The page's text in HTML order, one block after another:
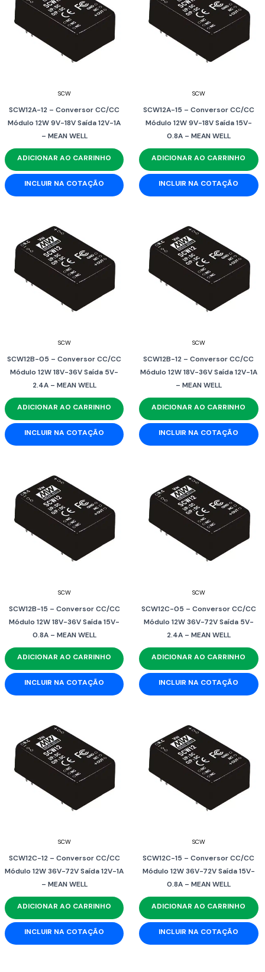
SCW
SCW12A-12 – Conversor CC/CC
Módulo 12W 9V-18V Saída 12V-1A
– MEAN WELL
ADICIONAR AO CARRINHO
INCLUIR NA COTAÇÃO
SCW
SCW12A-15 – Conversor CC/CC
Módulo 12W 9V-18V Saída 15V-
0.8A – MEAN WELL
ADICIONAR AO CARRINHO
INCLUIR NA COTAÇÃO
SCW
SCW12B-05 – Conversor CC/CC
Módulo 12W 18V-36V Saída 5V-
2.4A – MEAN WELL
ADICIONAR AO CARRINHO
INCLUIR NA COTAÇÃO
SCW
SCW12B-12 – Conversor CC/CC
Módulo 12W 18V-36V Saída 12V-1A
– MEAN WELL
ADICIONAR AO CARRINHO
INCLUIR NA COTAÇÃO
SCW
SCW12B-15 – Conversor CC/CC
Módulo 12W 18V-36V Saída 15V-
0.8A – MEAN WELL
ADICIONAR AO CARRINHO
INCLUIR NA COTAÇÃO
SCW
SCW12C-05 – Conversor CC/CC
Módulo 12W 36V-72V Saída 5V-
2.4A – MEAN WELL
ADICIONAR AO CARRINHO
INCLUIR NA COTAÇÃO
SCW
SCW12C-12 – Conversor CC/CC
Módulo 12W 36V-72V Saída 12V-1A
– MEAN WELL
ADICIONAR AO CARRINHO
INCLUIR NA COTAÇÃO
SCW
SCW12C-15 – Conversor CC/CC
Módulo 12W 36V-72V Saída 15V-
0.8A – MEAN WELL
ADICIONAR AO CARRINHO
INCLUIR NA COTAÇÃO